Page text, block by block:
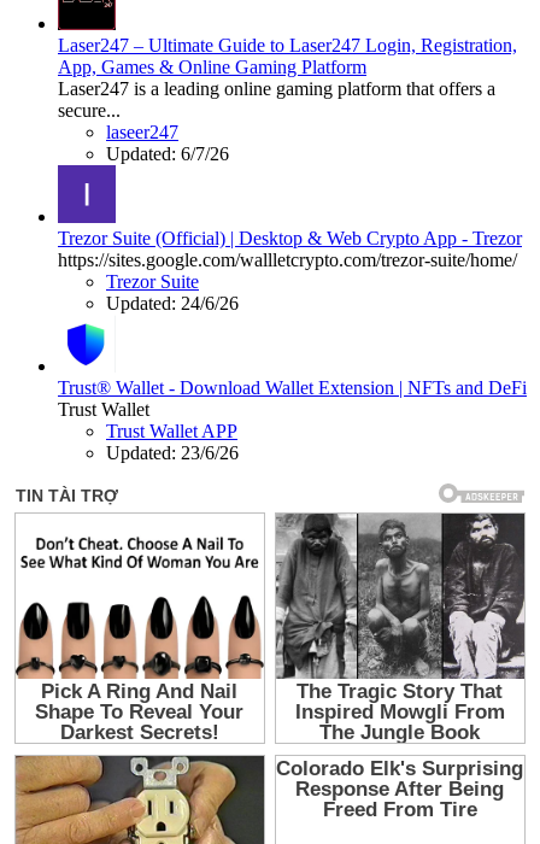
Laser247 – Ultimate Guide to Laser247 Login, Registration,
App, Games & Online Gaming Platform
Laser247 is a leading online gaming platform that offers a
secure...
laseer247
Updated: 6/7/26
Trezor Suite (Official) | Desktop & Web Crypto App - Trezor
https://sites.google.com/wallletcrypto.com/trezor-suite/home/
Trezor Suite
Updated: 24/6/26
Trust® Wallet - Download Wallet Extension | NFTs and DeFi
Trust Wallet
Trust Wallet APP
Updated: 23/6/26